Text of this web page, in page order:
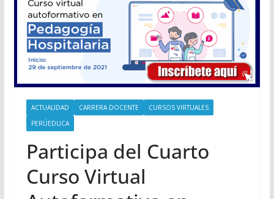
ACTUALIDAD CARRERA DOCENTE
CURSOS VIRTUALES
PERÚEDUCA
Participa del Cuarto
Curso Virtual